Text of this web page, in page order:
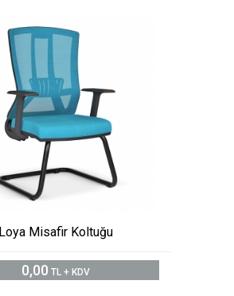
Loya Misafir Koltuğu
0,00 TL + KDV